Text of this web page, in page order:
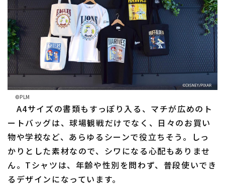
利用規約 プライバシーポリシー
運営会社 （別ウィンドウで開く） よくある質問
特定商取引法の表示 アルバイト募集（別ウィンドウで開く
©PLM
A4サイズの書類もすっぽり入る、マチが広めのト
ートバッグは、球場観戦だけでなく、日々のお買い
物や学校など、あらゆるシーンで役立ちそう。しっ
かりとした素材なので、シワになる心配もありませ
ん。Tシャツは、年齢や性別を問わず、普段使いでき
るデザインになっています。